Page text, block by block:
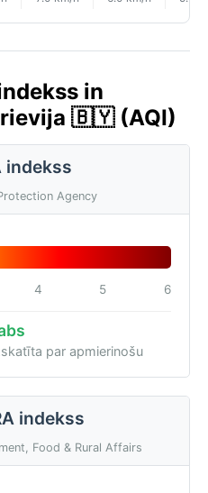
in
🇧🇾 (AQI)
indekss
Agency
4 5 6
par apmierinošu
indekss
Food & Rural Affairs